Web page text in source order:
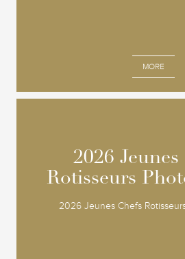
MORE
2026 Jeunes
Rotisseurs
2026 Jeunes Chefs
2026 Jeunes
Rotisseurs